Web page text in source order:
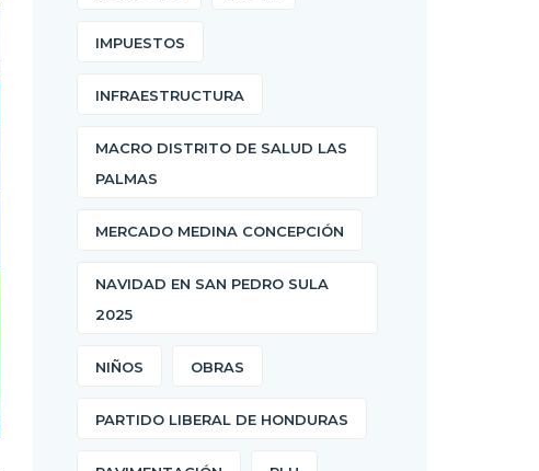
IMPUESTOS
INFRAESTRUCTURA
MACRO DISTRITO DE SALUD LAS
PALMAS
MERCADO MEDINA CONCEPCIÓN
NAVIDAD EN SAN PEDRO SULA
2025
NIÑOS OBRAS
PARTIDO LIBERAL DE HONDURAS